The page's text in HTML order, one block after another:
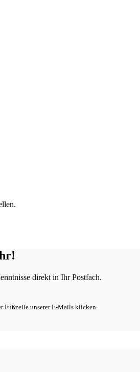
direkt in Ihr Postfach.
Fußzeile unserer E-Mails klicken.